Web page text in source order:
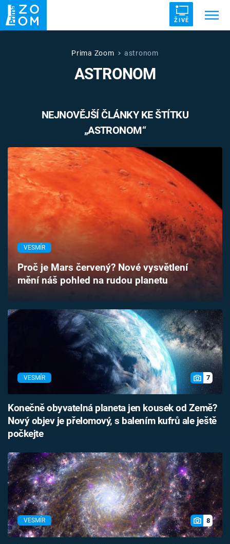
ŽIVĚ
UFO DRUHÁ SVĚTOVÁ VÁLKA
VETŘELCI DÁVNOVĚKU
Témata
Pořady
TV Program
Časopis
Sledujte prima+
Prima Zoom astronom
ASTRONOM
NEJNOVĚJŠÍ ČLÁNKY KE ŠTÍTKU
„ASTRONOM“
VESMÍR
Proč je Mars červený? Nové vysvětlení
mění náš pohled na rudou planetu
VESMÍR 7
Konečně obyvatelná planeta jen kousek od Země?
Nový objev je přelomový, s balením kufrů ale ještě
počkejte
VESMÍR 8